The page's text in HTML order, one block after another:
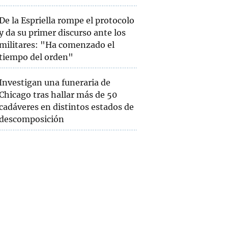
la Espriella rompe el protocolo
da su primer discurso ante los
"Ha comenzado el
del orden"
una funeraria de
tras hallar más de 50
en distintos estados de